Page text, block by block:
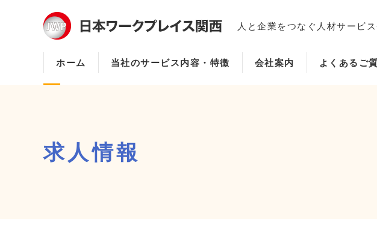
人と企業をつなぐ人材サービ
ホーム 当社のサービス内容・特徴 会社案内 よくあるご
当社の
求人情報